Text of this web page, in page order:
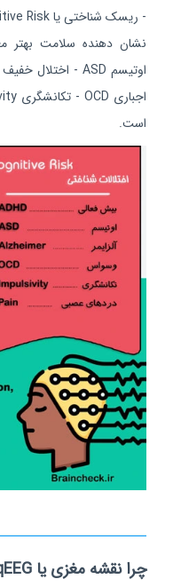
نشان دهنده سلامت بهتر
است.
چرا نقشه مغزی یا qEEG قبل از